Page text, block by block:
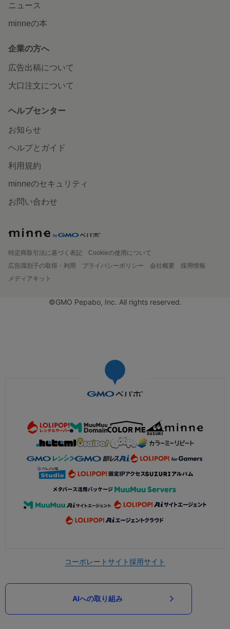
ニュース
minneの本
企業の方へ
広告出稿について
大口注文について
ヘルプセンター
お知らせ
ヘルプとガイド
利用規約
minneのセキュリティ
お問い合わせ
特定商取引法に基づく表記
Cookieの使用について
広告識別子の取得・利用
プライバシーポリシー 会社概要
採用情報
メディアキット
©GMO Pepabo, Inc. All rights reserved.
コーポレートサイト採用サイト
AIへの取り組み